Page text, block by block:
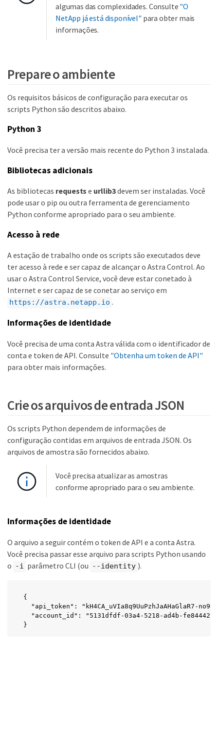
algumas das complexidades. Consulte "O
NetApp já está disponível" para obter mais
informações.
Prepare o ambiente
Os requisitos básicos de configuração para executar os
scripts Python são descritos abaixo.
Python 3
Você precisa ter a versão mais recente do Python 3 instalada.
Bibliotecas adicionais
As bibliotecas requests e urllib3devem ser instaladas. Você
pode usar o pip ou outra ferramenta de gerenciamento
Python conforme apropriado para o seu ambiente.
Acesso à rede
A estação de trabalho onde os scripts são executados deve
ter acesso à rede e ser capaz de alcançar o Astra Control. Ao
usar o Astra Control Service, você deve estar conetado à
Internet e ser capaz de se conetar ao serviço em
https://astra.netapp.io .
Informações de identidade
Você precisa de uma conta Astra válida com o identificador de
conta e token de API. Consulte "Obtenha um token de API"
para obter mais informações.
Crie os arquivos de entrada JSON
Os scripts Python dependem de informações de
configuração contidas em arquivos de entrada JSON. Os
arquivos de amostra são fornecidos abaixo.
Você precisa atualizar as amostras
conforme apropriado para o seu ambiente.
Informações de identidade
O arquivo a seguir contém o token de API e a conta Astra.
Você precisa passar esse arquivo para scripts Python usando
o -i parâmetro CLI (ou --identity ).
{
"api_token": "kH4CA_uVIa8q9UuPzhJaAHaGlaR7-
"account_id": "5131dfdf-03a4-5218-ad4b-
}